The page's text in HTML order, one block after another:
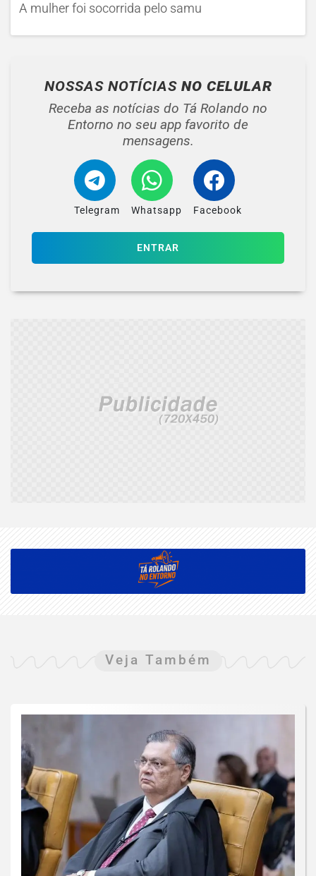
A mulher foi socorrida pelo samu
NOSSAS NOTÍCIAS NO CELULAR
Receba as notícias do Tá Rolando no
Entorno no seu app favorito de
mensagens.
Telegram Whatsapp Facebook
ENTRAR
Veja Também